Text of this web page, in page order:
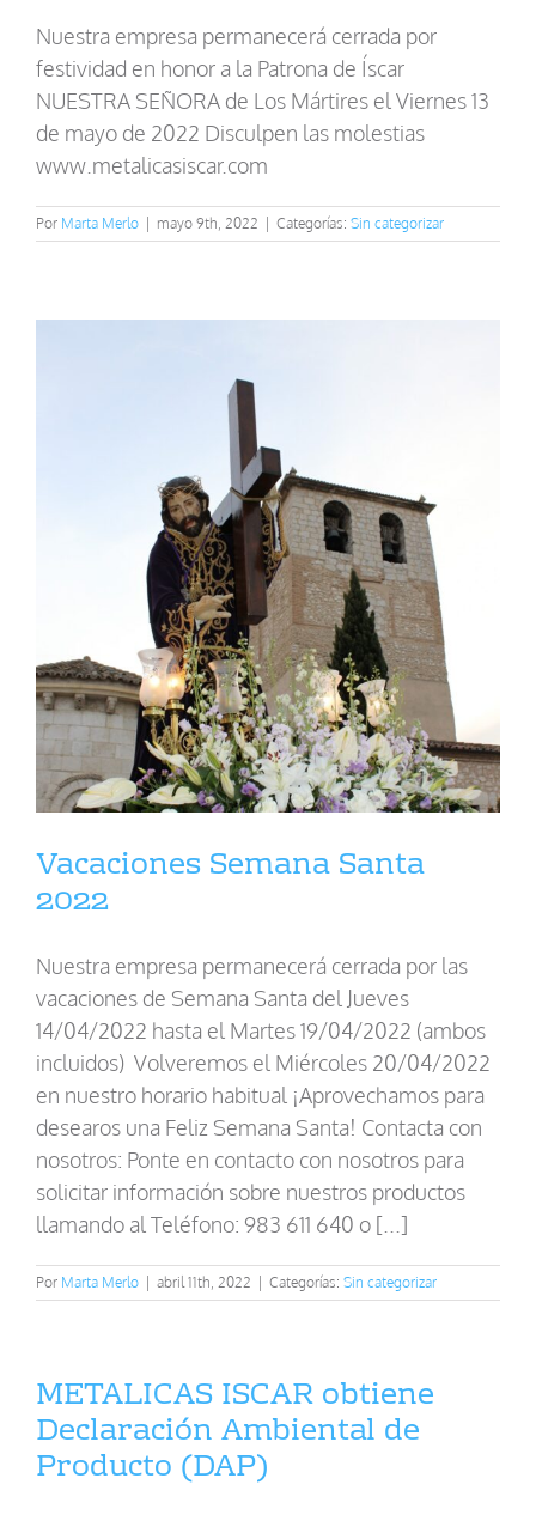
Nuestra empresa permanecerá cerrada por
festividad en honor a la Patrona de Íscar
NUESTRA SEÑORA de Los Mártires el Viernes 13
de mayo de 2022 Disculpen las molestias
www.metalicasiscar.com
Por Marta Merlo mayo 9th, 2022 Categorías: Sin categorizar
Vacaciones Semana Santa
2022
Nuestra empresa permanecerá cerrada por las
vacaciones de Semana Santa del Jueves
14/04/2022 hasta el Martes 19/04/2022 (ambos
incluidos) Volveremos el Miércoles 20/04/2022
en nuestro horario habitual ¡Aprovechamos para
desearos una Feliz Semana Santa! Contacta con
nosotros: Ponte en contacto con nosotros para
solicitar información sobre nuestros productos
llamando al Teléfono: 983 611 640 o [...]
Por Marta Merlo | abril 11th, 2022 | Categorías: Sin categorizar
METALICAS ISCAR obtiene
Declaración Ambiental de
Producto (DAP)